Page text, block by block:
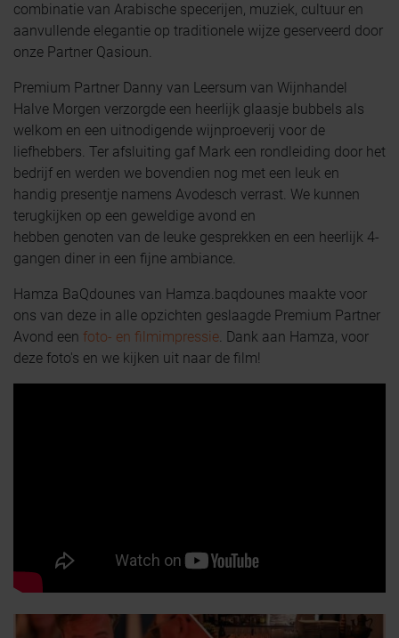
combinatie van Arabische specerijen, muziek, cultuur en
aanvullende elegantie op traditionele wijze geserveerd door
onze Partner Qasioun.
Premium Partner Danny van Leersum van Wijnhandel
Halve Morgen verzorgde een heerlijk glaasje bubbels als
welkom en een uitnodigende wijnproeverij voor de
liefhebbers. Ter afsluiting gaf Mark een rondleiding door het
bedrijf en werden we bovendien nog met een leuk en
handig presentje namens Avodesch verrast. We kunnen
terugkijken op een geweldige avond en
hebben genoten van de leuke gesprekken en een heerlijk 4-
gangen diner in een fijne ambiance.
Hamza BaQdounes van Hamza.baqdounes maakte voor
ons van deze in alle opzichten geslaagde Premium Partner
Avond een foto- en filmimpressie. Dank aan Hamza, voor
deze foto's en we kijken uit naar de film!